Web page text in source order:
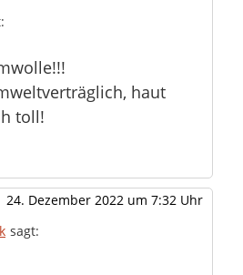
haut
toll!
sagt:
24. Dezember 2022 um 7:32 Uhr